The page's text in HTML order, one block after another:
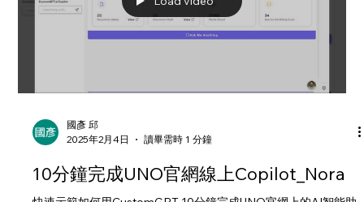
國彥 邱
2025年2月24日
讀畢需時 3 分鐘
是科技專家的專利。事實上，即使是完全的新手，也能輕鬆地將
AI助手整合到日常運營中。不僅如此，透過自訂GPTs（Custom
方式，打造更貼近使用者的互...